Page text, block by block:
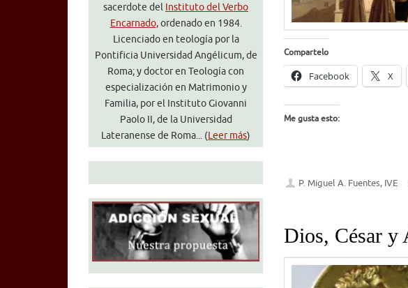
Compartelo
Facebook X
Me gusta esto:
P. Miguel A. Fuentes, IVE
Dios, César y
sacerdote del Instituto del Verbo
Encarnado, ordenado en 1984.
Licenciado en teología por la
Pontificia Universidad Angélicum, de
Roma; y doctor en Teología con
especialización en Matrimonio y
Familia, por el Instituto Giovanni
Paolo II, de la Universidad
Lateranense de Roma... (Leer más)